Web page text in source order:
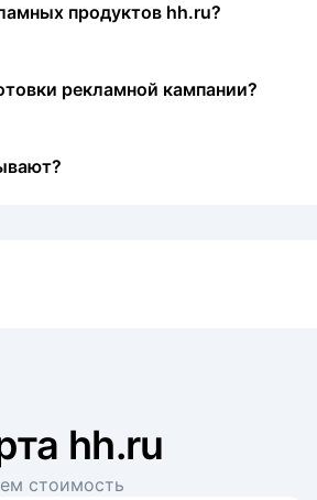
продуктов hh.ru?
рекламной кампании?
hh.ru
стоимость